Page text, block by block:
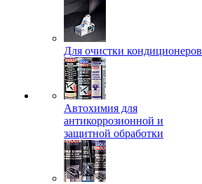
Для очистки кондиционеров
Автохимия для
антикоррозионной и
защитной обработки